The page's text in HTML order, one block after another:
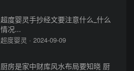
超度婴灵手抄经文要注意什么_什么
情况...
超度婴灵 · 2024-09-09
厨房是家中财库风水布局要知晓 厨